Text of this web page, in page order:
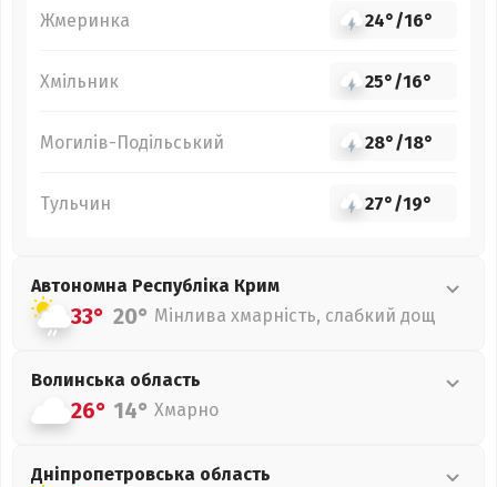
Жмеринка 24°/16°
Хмільник 25°/16°
Могилів-Подільський 28°/18°
Тульчин 27°/19°
Автономна Республіка Крим
33° 20° Мінлива хмарність, слабкий дощ
Волинська область
26° 14° Хмарно
Дніпропетровська область